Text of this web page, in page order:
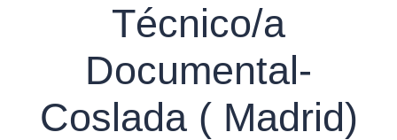
Técnico/a
Documental-
Coslada ( Madrid)